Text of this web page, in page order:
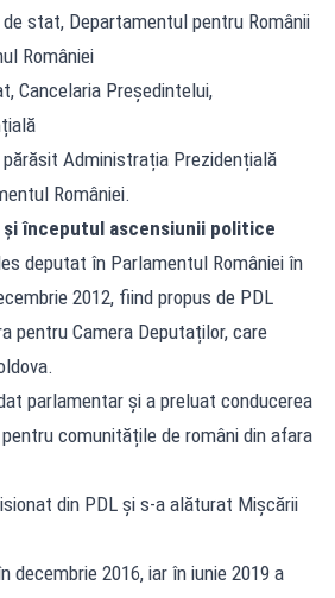
de stat, Departamentul pentru Românii
României
Cancelaria Președintelui,
Administrația Prezidențială
României.
și începutul ascensiunii politice
deputat în Parlamentul României în
2012, fiind propus de PDL
pentru Camera Deputaților, care
parlamentar și a preluat conducerea
comunitățile de români din afara
din PDL și s-a alăturat Mișcării
2016, iar în iunie 2019 a